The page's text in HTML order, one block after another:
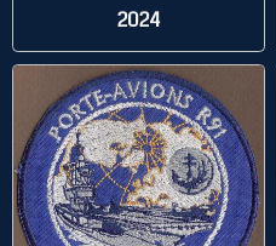
2024